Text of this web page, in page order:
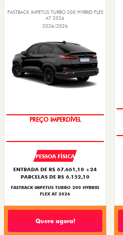
FASTBACK IMPETUS TURBO 200 HYBRID FLEX
AT 2026
2026/2026
PREÇO IMPERDÍVEL
PESSOA FÍSICA
ENTRADA DE R$ 67.661,10 +24
PARCELAS DE R$ 6.152,10
FASTBACK IMPETUS TURBO 200 HYBRID
FLEX AT 2026
Quero agora!